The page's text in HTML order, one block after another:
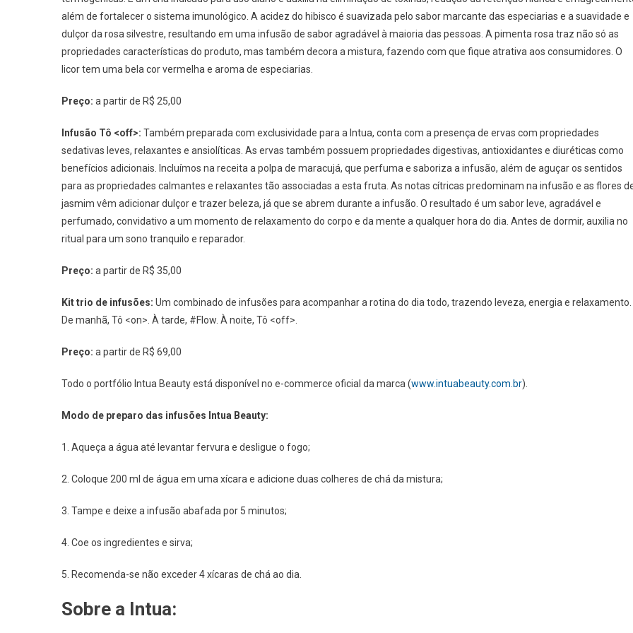
além de fortalecer o sistema imunológico. A acidez do hibisco é suavizada pelo sabor marcante das especiarias e a suavidade e
dulçor da rosa silvestre, resultando em uma infusão de sabor agradável à maioria das pessoas. A pimenta rosa traz não só as
propriedades características do produto, mas também decora a mistura, fazendo com que fique atrativa aos consumidores. O
licor tem uma bela cor vermelha e aroma de especiarias.
Preço: a partir de R$ 25,00
Infusão Tô <off>: Também preparada com exclusividade para a Intua, conta com a presença de ervas com propriedades
sedativas leves, relaxantes e ansiolíticas. As ervas também possuem propriedades digestivas, antioxidantes e diuréticas como
benefícios adicionais. Incluímos na receita a polpa de maracujá, que perfuma e saboriza a infusão, além de aguçar os sentidos
para as propriedades calmantes e relaxantes tão associadas a esta fruta. As notas cítricas predominam na infusão e as flores
jasmim vêm adicionar dulçor e trazer beleza, já que se abrem durante a infusão. O resultado é um sabor leve, agradável e
perfumado, convidativo a um momento de relaxamento do corpo e da mente a qualquer hora do dia. Antes de dormir, auxilia no
ritual para um sono tranquilo e reparador.
Preço: a partir de R$ 35,00
Kit trio de infusões: Um combinado de infusões para acompanhar a rotina do dia todo, trazendo leveza, energia e relaxamento.
De manhã, Tô <on>. À tarde, #Flow. À noite, Tô <off>.
Preço: a partir de R$ 69,00
Todo o portfólio Intua Beauty está disponível no e-commerce oficial da marca (www.intuabeauty.com.br).
Modo de preparo das infusões Intua Beauty:
1. Aqueça a água até levantar fervura e desligue o fogo;
2. Coloque 200 ml de água em uma xícara e adicione duas colheres de chá da mistura;
3. Tampe e deixe a infusão abafada por 5 minutos;
4. Coe os ingredientes e sirva;
5. Recomenda-se não exceder 4 xícaras de chá ao dia.
Sobre a Intua: